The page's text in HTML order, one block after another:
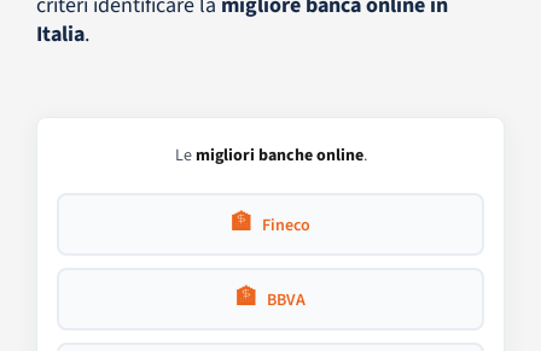
Italia.
Le migliori banche online.
🏦 Fineco
🏦 BBVA